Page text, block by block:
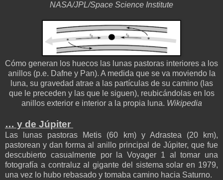
NASA/JPL/Space Science Institute
Cómo generan los huecos las lunas pastoras interiores a los
anillos (p.e. Dafne y Pan). A medida que se va moviendo la
luna, su gravedad atrae a las partículas de su camino (las
que le preceden y las que le siguen), reubicándolas en los
anillos exterior e interior a la propia luna. Wikipedia
… y de Júpiter
Las lunas pastoras Metis (60 km) y Adrastea (20 km),
pastorean y dan forma al anillo principal de Júpiter, que fue
descubierto casualmente por la Voyager 1 al tomar una
fotografía a contraluz al gigante del sistema solar en 1979,
una vez lo hubo rebasado y tomaba camino hacia Saturno.